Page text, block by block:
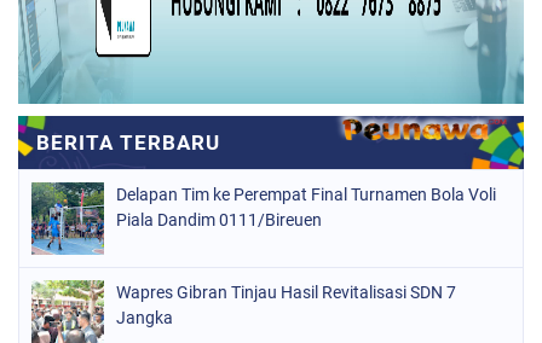
Delapan Tim ke Perempat Final Turnamen Bola Voli
Piala Dandim 0111/Bireuen
Wapres Gibran Tinjau Hasil Revitalisasi SDN 7
Jangka